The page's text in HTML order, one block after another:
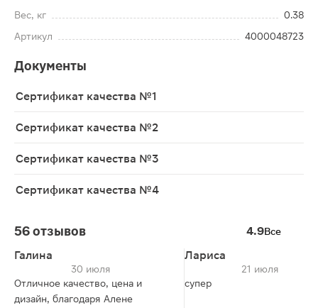
Вес, кг
0.38
Артикул
4000048723
Документы
Сертификат качества №1
Сертификат качества №2
Сертификат качества №3
Сертификат качества №4
56 отзывов 4.9Все
Галина
30 июля
Отличное качество, цена и
дизайн, благодаря Алене
Лариса
21 июля
супер